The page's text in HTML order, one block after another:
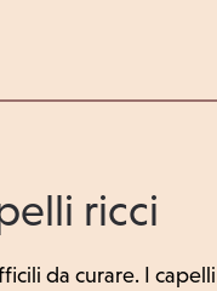
ricci
da curare. I